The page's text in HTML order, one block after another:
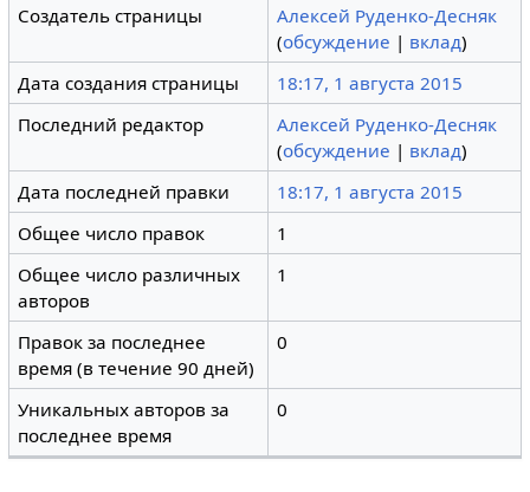
Создатель страницы
Алексей Руденко-Десняк
(обсуждение | вклад)
Дата создания страницы
18:17, 1 августа 2015
Последний редактор
Алексей Руденко-Десняк
(обсуждение | вклад)
Дата последней правки
18:17, 1 августа 2015
Общее число правок
1
Общее число различных
авторов
1
Правок за последнее
время (в течение 90 дней)
0
Уникальных авторов за
последнее время
0